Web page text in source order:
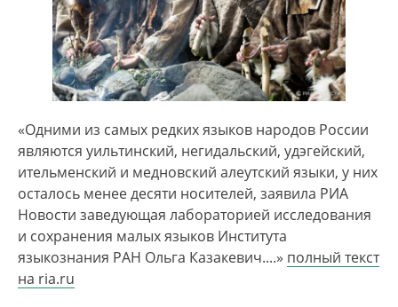
«Одними из самых редких языков народов России
являются уильтинский, негидальский, удэгейский,
ительменский и медновский алеутский языки, у них
осталось менее десяти носителей, заявила РИА
Новости заведующая лабораторией исследования
и сохранения малых языков Института
языкознания РАН Ольга Казакевич....» полный текст
на ria.ru